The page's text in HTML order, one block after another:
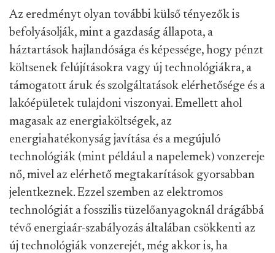
Az eredményt olyan további külső tényezők is
befolyásolják, mint a gazdaság állapota, a
háztartások hajlandósága és képessége, hogy pénzt
költsenek felújításokra vagy új technológiákra, a
támogatott áruk és szolgáltatások elérhetősége és a
lakóépületek tulajdoni viszonyai. Emellett ahol
magasak az energiaköltségek, az
energiahatékonyság javítása és a megújuló
technológiák (mint például a napelemek) vonzereje
nő, mivel az elérhető megtakarítások gyorsabban
jelentkeznek. Ezzel szemben az elektromos
technológiát a fosszilis tüzelőanyagoknál drágábbá
tévő energiaár-szabályozás általában csökkenti az
új technológiák vonzerejét, még akkor is, ha